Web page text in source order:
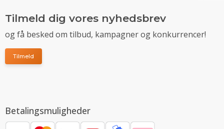
Tilmeld dig vores nyhedsbrev
og få besked om tilbud, kampagner og konkurrencer!
Tilmeld
Betalingsmuligheder